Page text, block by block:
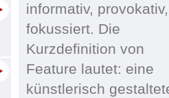
informativ, provokativ,
fokussiert. Die
Kurzdefinition von
Feature lautet: eine
künstlerisch